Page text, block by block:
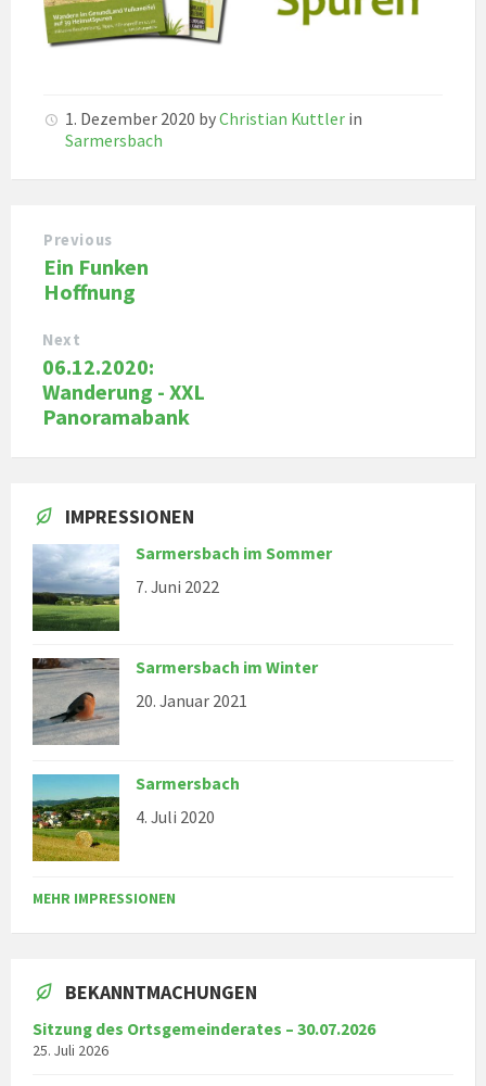
1. Dezember 2020 byChristian Kuttler in
Sarmersbach
Previous
Ein Funken
Hoffnung
Next
06.12.2020:
Wanderung - XXL
Panoramabank
IMPRESSIONEN
Sarmersbach im Sommer
7. Juni 2022
Sarmersbach im Winter
20. Januar 2021
Sarmersbach
4. Juli 2020
MEHR IMPRESSIONEN
BEKANNTMACHUNGEN
Sitzung des Ortsgemeinderates – 30.07.2026
25. Juli 2026